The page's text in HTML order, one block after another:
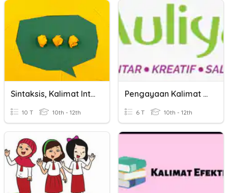
Sintaksis, Kalimat Inti, Kalimat Transformasi, Dan Konjungsi
10 T 10th - 12th
Pengayaan Kalimat Tanya Dan Penjelas
6 T 10th - 12th